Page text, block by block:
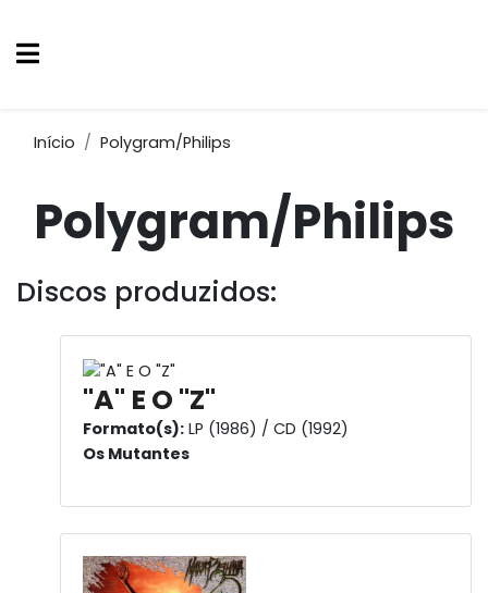
Início Polygram/Philips
Polygram/Philips
Discos produzidos:
"A" E O "Z"
Formato(s): LP (1986) / CD (1992)
Os Mutantes